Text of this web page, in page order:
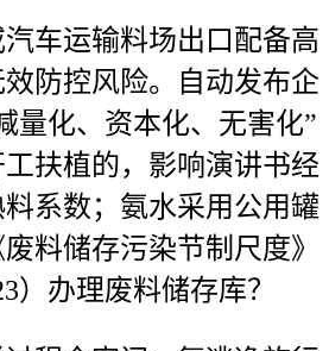
运输料场出口配备高
防控风险。自动发布企
量化、资本化、无害化”
扶植的，影响演讲书经
系数；氨水采用公用罐
料储存污染节制尺度》
）办理废料储存库？